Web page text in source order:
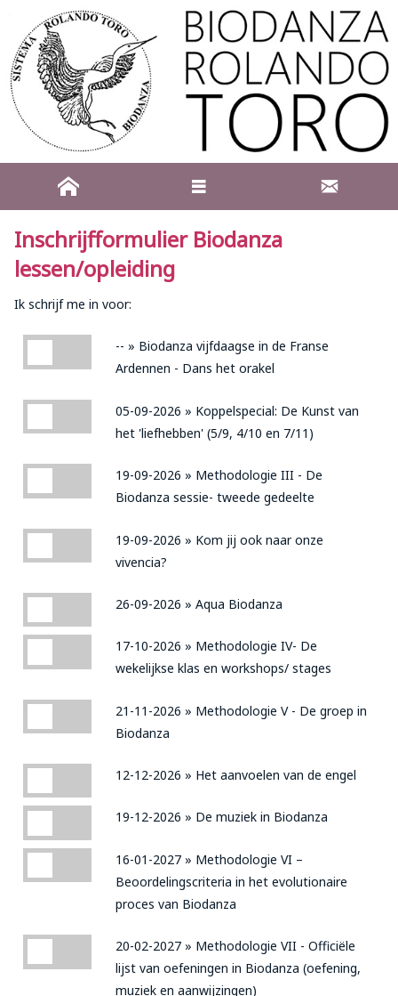
Inschrijfformulier Biodanza
lessen/opleiding
Ik schrijf me in voor:
-- » Biodanza vijfdaagse in de Franse Ardennen - Dans het orakel
-- » Biodanza vijfdaagse in de Franse
Ardennen - Dans het orakel
05-09-2026 » Koppelspecial: De Kunst van het 'liefhebben' (5/9,
05-09-2026 » Koppelspecial: De Kunst van
het 'liefhebben' (5/9, 4/10 en 7/11)
19-09-2026 » Methodologie III - De Biodanza sessie- tweede
19-09-2026 » Methodologie III - De
Biodanza sessie- tweede gedeelte
19-09-2026 » Kom jij ook naar onze vivencia?
19-09-2026 » Kom jij ook naar onze
vivencia?
26-09-2026 » Aqua Biodanza26-09-2026 » Aqua Biodanza
17-10-2026 » Methodologie IV- De wekelijkse klas en
17-10-2026 » Methodologie IV- De
wekelijkse klas en workshops/ stages
21-11-2026 » Methodologie V - De groep in Biodanza
21-11-2026 » Methodologie V - De groep in
Biodanza
12-12-2026 » Het aanvoelen van de engel
12-12-2026 » Het aanvoelen van de engel
19-12-2026 » De muziek in Biodanza
19-12-2026 » De muziek in Biodanza
16-01-2027 » Methodologie VI – Beoordelingscriteria in het
16-01-2027 » Methodologie VI –
Beoordelingscriteria in het evolutionaire
proces van Biodanza
20-02-2027 » Methodologie VII - Officiële lijst van oefeningen
20-02-2027 » Methodologie VII - Officiële
lijst van oefeningen in Biodanza (oefening,
muziek en aanwijzingen)